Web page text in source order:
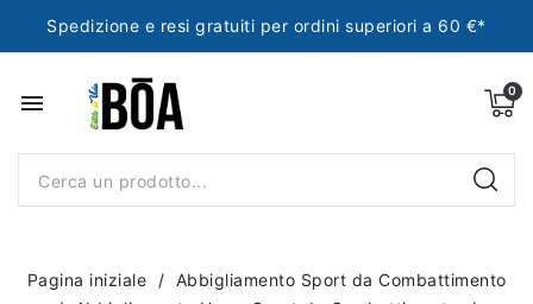
Spedizione e resi gratuiti per ordini superiori a 60 €*
menu
Pagina iniziale
Abbigliamento Sport da Combattimento